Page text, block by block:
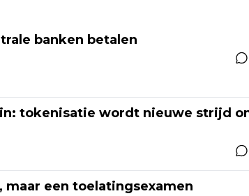
banken betalen
tokenisatie wordt nieuwe strijd
een toelatingsexamen